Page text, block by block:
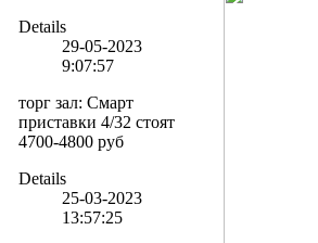
Details
29-05-2023
9:07:57
торг зал: Смарт
приставки 4/32 стоят
4700-4800 руб
Details
25-03-2023
13:57:25